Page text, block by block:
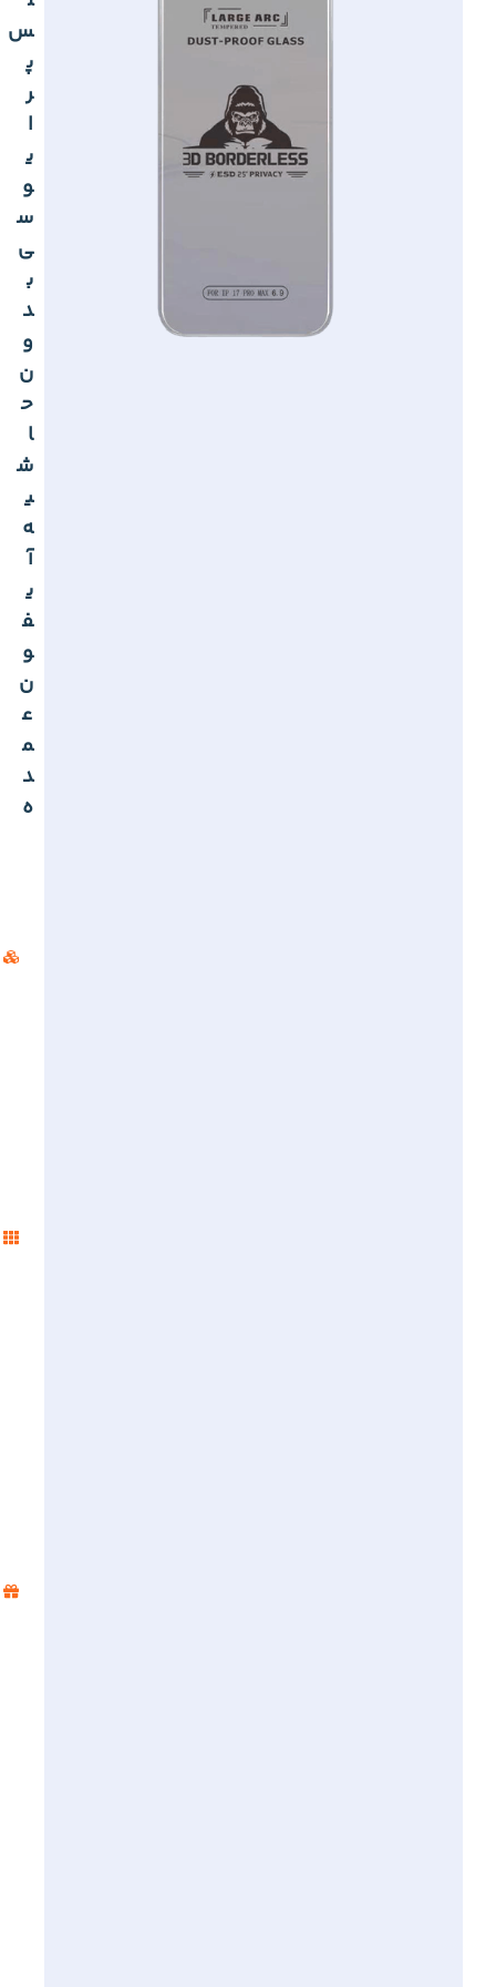
س
پ
ر
ا
ی
و
س
ی
ب
د
و
ن
ح
ا
ش
ی
ه
آ
ی
ف
و
ن
ع
م
د
ه